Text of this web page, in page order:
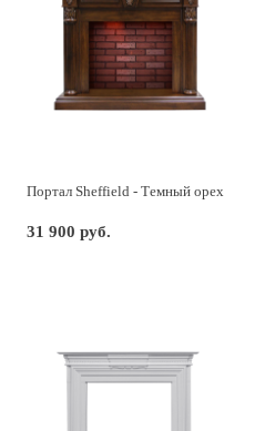
Портал Sheffield - Темный орех
31 900 руб.